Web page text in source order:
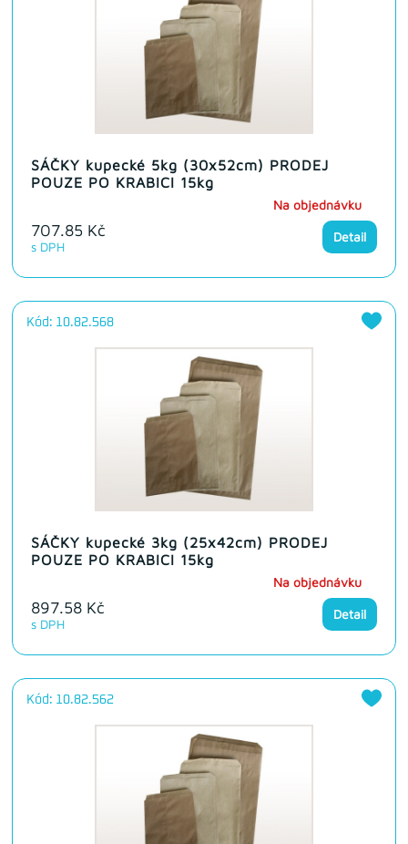
SÁČKY kupecké 5kg (30x52cm) PRODEJ
POUZE PO KRABICI 15kg
707.85 Kč
s DPH
Na objednávku
Detail
Kód: 10.82.568
SÁČKY kupecké 3kg (25x42cm) PRODEJ
POUZE PO KRABICI 15kg
897.58 Kč
s DPH
Na objednávku
Detail
Kód: 10.82.562